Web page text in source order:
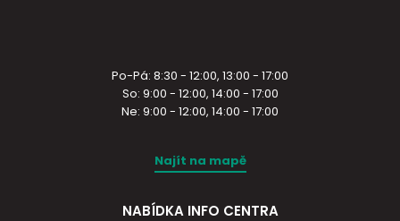
Po-Pá: 8:30 - 12:00, 13:00 - 17:00
So: 9:00 - 12:00, 14:00 - 17:00
Ne: 9:00 - 12:00, 14:00 - 17:00
Najít na mapě
NABÍDKA INFO CENTRA